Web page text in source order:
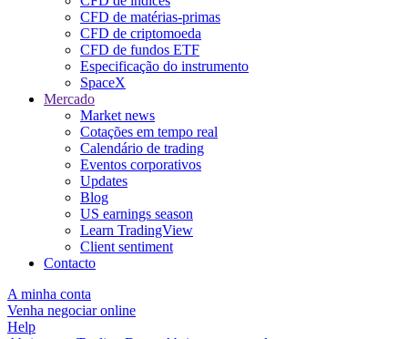
CFD de matérias-primas
CFD de criptomoeda
CFD de fundos ETF
Especificação do instrumento
SpaceX
Mercado
Market news
Cotações em tempo real
Calendário de trading
Eventos corporativos
Updates
Blog
US earnings season
Learn TradingView
Client sentiment
Contacto
A minha conta
Venha negociar online
Help